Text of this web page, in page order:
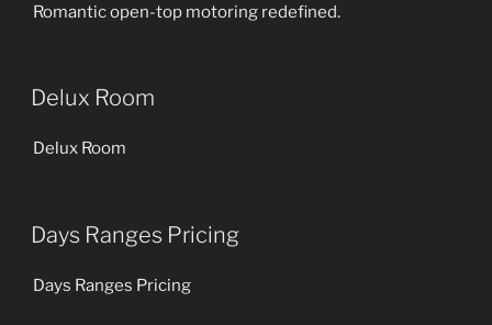
Romantic open-top motoring redefined.
Delux Room
Delux Room
Days Ranges Pricing
Days Ranges Pricing